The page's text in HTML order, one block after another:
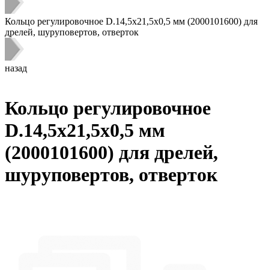
Кольцо регулировочное D.14,5x21,5x0,5 мм (2000101600) для
дрелей, шуруповертов, отверток
назад
Кольцо регулировочное
D.14,5x21,5x0,5 мм
(2000101600) для дрелей,
шуруповертов, отверток